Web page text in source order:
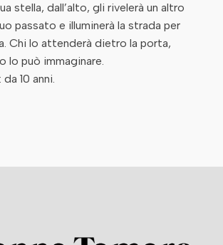
stella, dall’alto, gli rivelerà un altro
passato e illuminerà la strada per
Chi lo attenderà dietro la porta,
lo può immaginare.
10 anni.